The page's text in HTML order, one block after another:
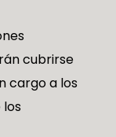
cubrirse
cargo a los